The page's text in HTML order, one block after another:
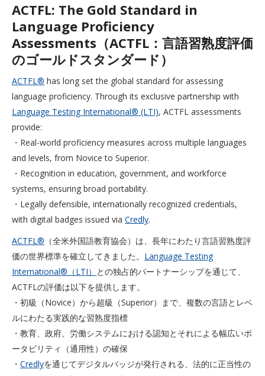
ACTFL: The Gold Standard in
Language Proficiency
Assessments（ACTFL：言語習熟度評価
のゴールドスタンダード）
ACTFL® has long set the global standard for assessing
language proficiency. Through its exclusive partnership with
Language Testing International® (LTI), ACTFL assessments
provide:
・Real-world proficiency measures across multiple languages
and levels, from Novice to Superior.
・Recognition in education, government, and workforce
systems, ensuring broad portability.
・Legally defensible, internationally recognized credentials,
with digital badges issued via Credly.
ACTFL® （全米外国語教育協会）は、長年にわたり言語習熟度評
価の世界標準を確立してきました。 Language Testing
International®（LTI） との独占的パートナーシップを通じて、
ACTFLの評価は以下を提供します。
・初級（Novice）から超級（Superior）まで、複数の言語とレベ
ルにわたる実践的な習熟度指標
・教育、政府、労働システムにおける認知とそれによる幅広いポ
ータビリティ（通用性）の確保
・ Credlyを通じてデジタルバッジが発行される、法的に正当性の